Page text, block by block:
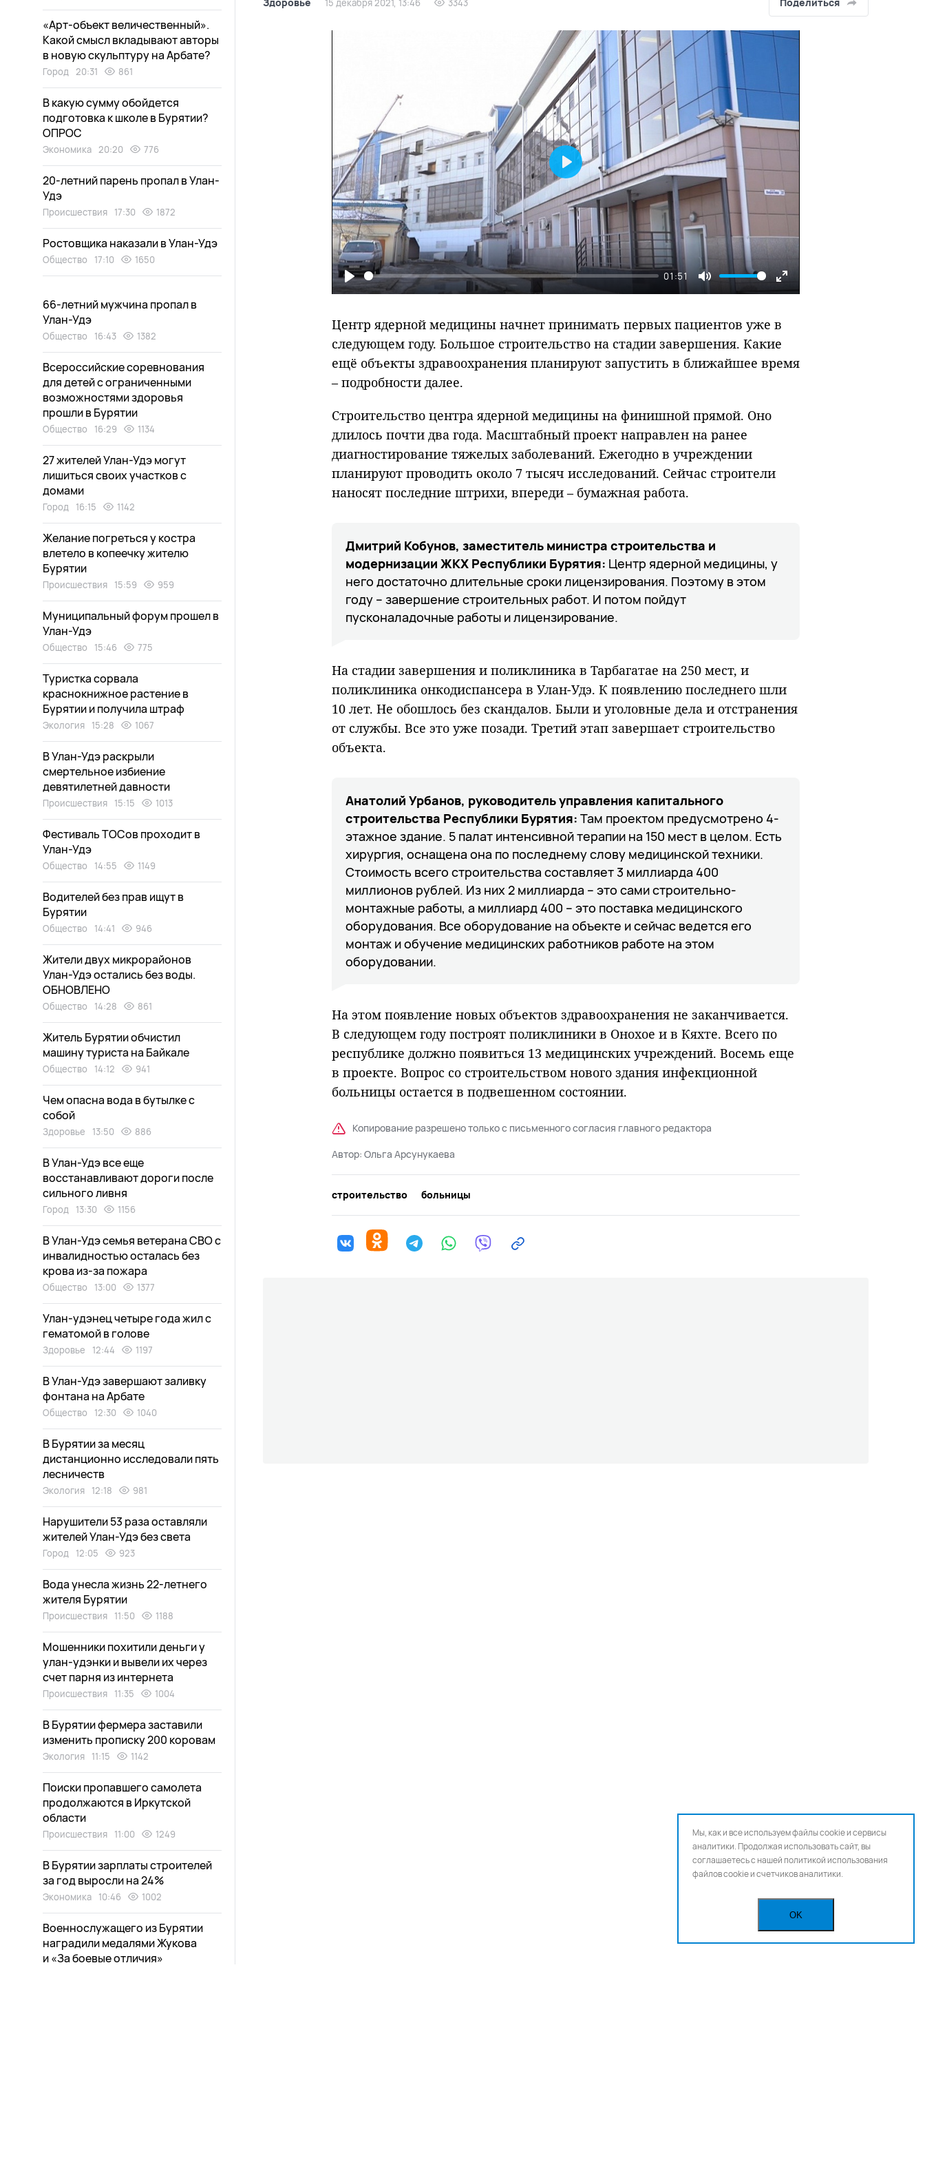
15 декабря 2021, 13:46 3343
Play
01:51
Mute
Enter
Play
Центр ядерной медицины начнет принимать первых пациентов уже в
следующем году. Большое строительство на стадии завершения. Какие
ещё объекты здравоохранения планируют запустить в ближайшее время
– подробности далее.
Строительство центра ядерной медицины на финишной прямой. Оно
длилось почти два года. Масштабный проект направлен на ранее
диагностирование тяжелых заболеваний. Ежегодно в учреждении
планируют проводить около 7 тысяч исследований. Сейчас строители
наносят последние штрихи, впереди – бумажная работа.
Дмитрий Кобунов, заместитель министра строительства и
модернизации ЖКХ Республики Бурятия: Центр ядерной медицины, у
него достаточно длительные сроки лицензирования. Поэтому в этом
году – завершение строительных работ. И потом пойдут
пусконаладочные работы и лицензирование.
На стадии завершения и поликлиника в Тарбагатае на 250 мест, и
поликлиника онкодиспансера в Улан-Удэ. К появлению последнего шли
10 лет. Не обошлось без скандалов. Были и уголовные дела и отстранения
от службы. Все это уже позади. Третий этап завершает строительство
объекта.
Анатолий Урбанов, руководитель управления капитального
строительства Республики Бурятия: Там проектом предусмотрено 4-
этажное здание. 5 палат интенсивной терапии на 150 мест в целом. Есть
хирургия, оснащена она по последнему слову медицинской техники.
Стоимость всего строительства составляет 3 миллиарда 400
миллионов рублей. Из них 2 миллиарда – это сами строительно-
монтажные работы, а миллиард 400 – это поставка медицинского
оборудования. Все оборудование на объекте и сейчас ведется его
монтаж и обучение медицинских работников работе на этом
оборудовании.
На этом появление новых объектов здравоохранения не заканчивается.
В следующем году построят поликлиники в Онохое и в Кяхте. Всего по
республике должно появиться 13 медицинских учреждений. Восемь еще
в проекте. Вопрос со строительством нового здания инфекционной
больницы остается в подвешенном состоянии.
Копирование разрешено только с письменного согласия главного редактора
Автор: Ольга Арсунукаева
строительство больницы
«Арт-объект величественный».
Какой смысл вкладывают авторы
в новую скульптуру на Арбате?
Город 20:31 861
В какую сумму обойдется
подготовка к школе в Бурятии?
ОПРОС
Экономика 20:20 776
20-летний парень пропал в Улан-
Удэ
Происшествия 17:30 1872
Ростовщика наказали в Улан-Удэ
Общество 17:10 1650
66-летний мужчина пропал в
Улан-Удэ
Общество 16:43 1382
Всероссийские соревнования
для детей с ограниченными
возможностями здоровья
прошли в Бурятии
Общество 16:29 1134
27 жителей Улан-Удэ могут
лишиться своих участков с
домами
Город 16:15 1142
Желание погреться у костра
влетело в копеечку жителю
Бурятии
Происшествия 15:59 959
Муниципальный форум прошел в
Улан-Удэ
Общество 15:46 775
Туристка сорвала
краснокнижное растение в
Бурятии и получила штраф
Экология 15:28 1067
В Улан-Удэ раскрыли
смертельное избиение
девятилетней давности
Происшествия 15:15 1013
Фестиваль ТОСов проходит в
Улан-Удэ
Общество 14:55 1149
Водителей без прав ищут в
Бурятии
Общество 14:41 946
Жители двух микрорайонов
Улан-Удэ остались без воды.
ОБНОВЛЕНО
Общество 14:28 861
Житель Бурятии обчистил
машину туриста на Байкале
Общество 14:12 941
Чем опасна вода в бутылке с
собой
Здоровье 13:50 886
В Улан-Удэ все еще
восстанавливают дороги после
сильного ливня
Город 13:30 1156
В Улан-Удэ семья ветерана СВО с
инвалидностью осталась без
крова из-за пожара
Общество 13:00 1377
Улан-удэнец четыре года жил с
гематомой в голове
Здоровье 12:44 1197
В Улан-Удэ завершают заливку
фонтана на Арбате
Общество 12:30 1040
В Бурятии за месяц
дистанционно исследовали пять
лесничеств
Экология 12:18 981
Нарушители 53 раза оставляли
жителей Улан-Удэ без света
Город 12:05 923
Вода унесла жизнь 22-летнего
жителя Бурятии
Происшествия 11:50 1188
Мошенники похитили деньги у
улан-удэнки и вывели их через
счет парня из интернета
Происшествия 11:35 1004
В Бурятии фермера заставили
изменить прописку 200 коровам
Экология 11:15 1142
Поиски пропавшего самолета
продолжаются в Иркутской
области
Происшествия 11:00 1249
В Бурятии зарплаты строителей
за год выросли на 24%
Экономика 10:46 1002
Военнослужащего из Бурятии
наградили медалями Жукова
и «За боевые отличия»
Мы, как и все используем файлы cookie и сервисы
аналитики. Продолжая использовать сайт, вы
соглашаетесь с нашейполитикой использования
файлов cookie и счетчиков аналитики.
OK